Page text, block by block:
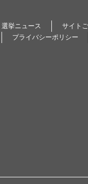
選挙ニュース サイト
プライバシーポリシー